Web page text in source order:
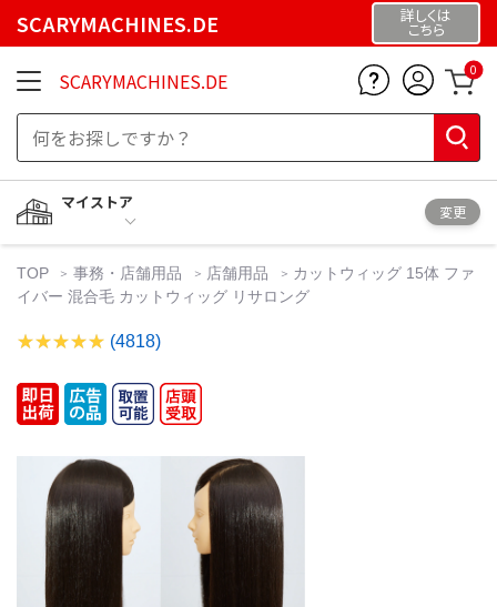
SCARYMACHINES.DE 詳しくは
こちら
SCARYMACHINES.DE 0
マイストア
変更
TOP 事務・店舗用品 店舗用品
カットウィッグ 15体 ファ
イバー 混合毛 カットウィッグ リサロング
(4818)